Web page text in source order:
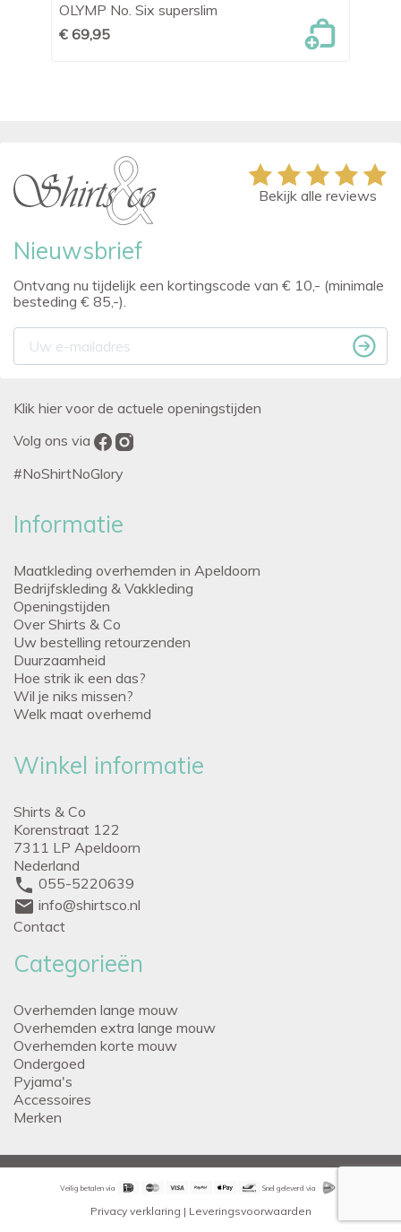
OLYMP No. Six superslim
€ 69,95
Nieuwsbrief
Ontvang nu tijdelijk een kortingscode van € 10,- (minimale
besteding € 85,-).
Bekijk alle reviews
Klik hier voor de actuele openingstijden
Volg ons via
#NoShirtNoGlory
Informatie
Maatkleding overhemden in Apeldoorn
Bedrijfskleding & Vakkleding
Openingstijden
Over Shirts & Co
Uw bestelling retourzenden
Duurzaamheid
Hoe strik ik een das?
Wil je niks missen?
Welk maat overhemd
Winkel informatie
Shirts & Co
Korenstraat 122
7311 LP Apeldoorn
Nederland
phone 055-5220639
mail info@shirtsco.nl
Contact
Categorieën
Overhemden lange mouw
Overhemden extra lange mouw
Overhemden korte mouw
Ondergoed
Pyjama's
Accessoires
Merken
Veilig betalen via Snel geleverd via
Privacy verklaring | Leveringsvoorwaarden